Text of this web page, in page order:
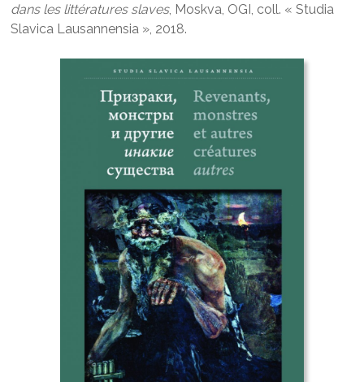
dans les littératures slaves, Moskva, OGI, coll. « Studia
Slavica Lausannensia », 2018.